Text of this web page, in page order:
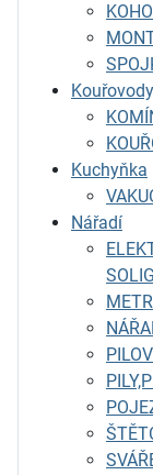
Kuchyňka
Nářadí